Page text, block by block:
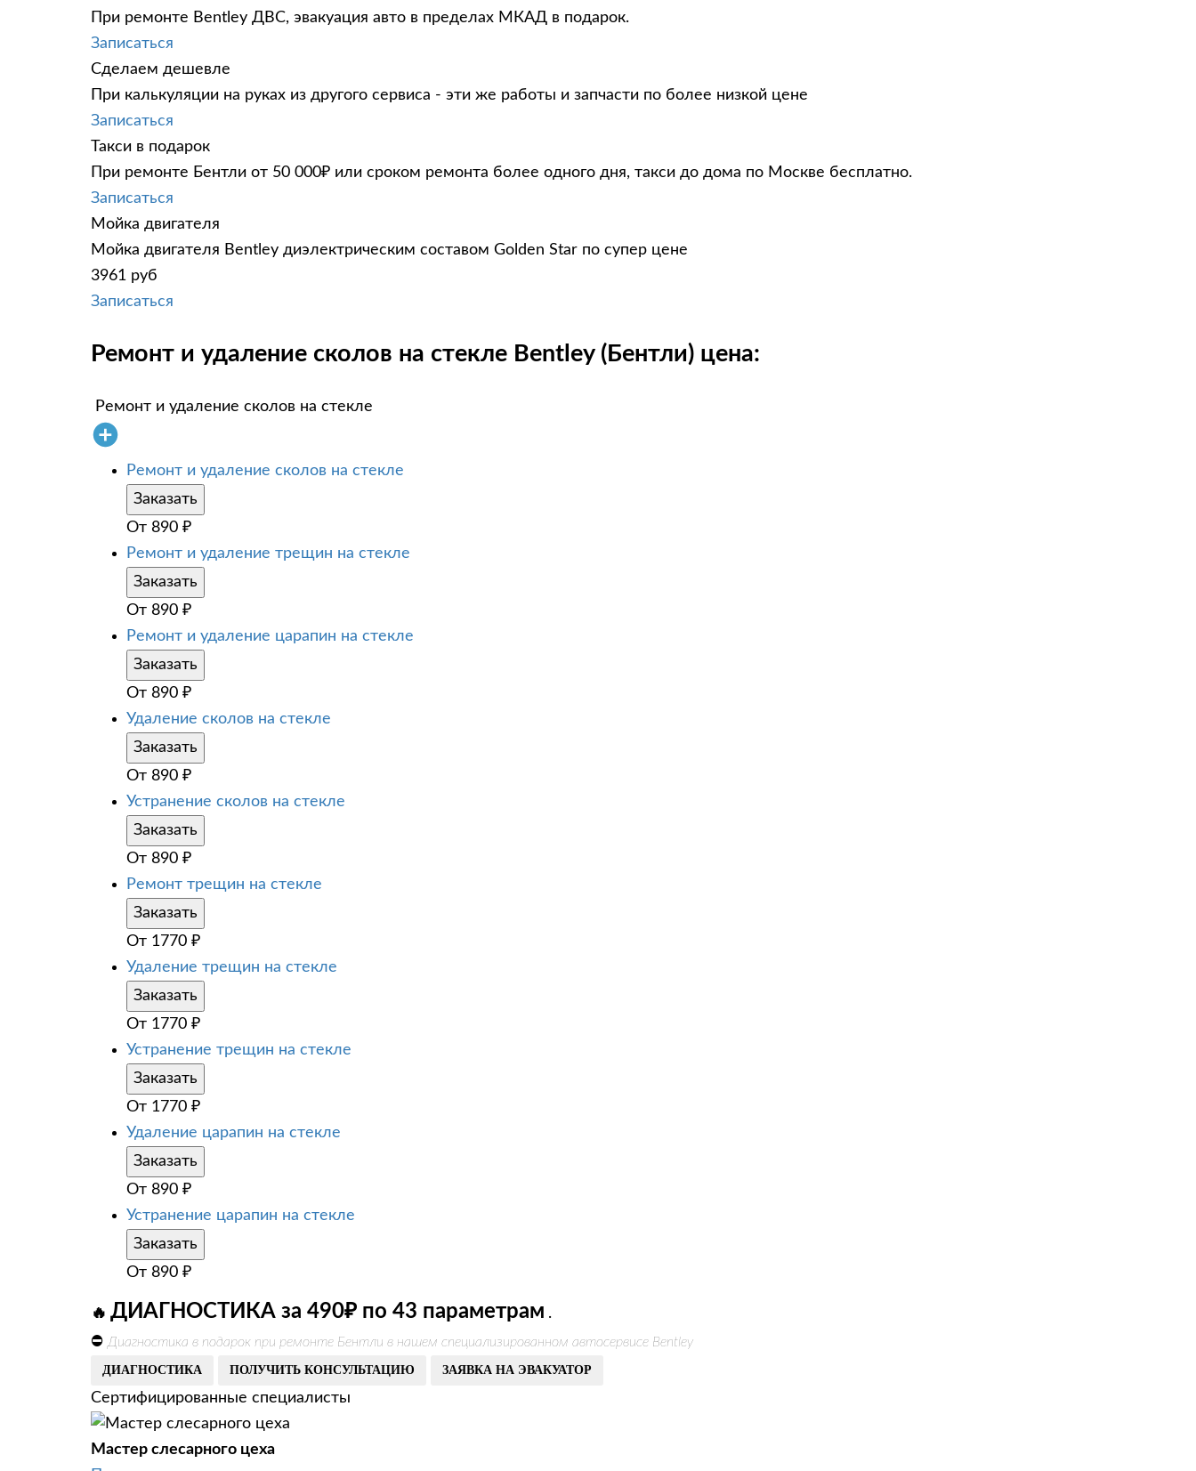
При ремонте Bentley ДВС, эвакуация авто в пределах МКАД в подарок.
Записаться
Сделаем дешевле
При калькуляции на руках из другого сервиса - эти же работы и запчасти по более низкой цене
Записаться
Такси в подарок
При ремонте Бентли от 50 000₽ или сроком ремонта более одного дня, такси до дома по Москве бесплатно.
Записаться
Мойка двигателя
Мойка двигателя Bentley диэлектрическим составом Golden Star по супер цене
3961 руб
Записаться
Ремонт и удаление сколов на стекле Bentley (Бентли) цена:
Ремонт и удаление сколов на стекле
Ремонт и удаление сколов на стекле
Заказать
От 890 ₽
Ремонт и удаление трещин на стекле
Заказать
От 890 ₽
Ремонт и удаление царапин на стекле
Заказать
От 890 ₽
Удаление сколов на стекле
Заказать
От 890 ₽
Устранение сколов на стекле
Заказать
От 890 ₽
Ремонт трещин на стекле
Заказать
От 1770 ₽
Удаление трещин на стекле
Заказать
От 1770 ₽
Устранение трещин на стекле
Заказать
От 1770 ₽
Удаление царапин на стекле
Заказать
От 890 ₽
Устранение царапин на стекле
Заказать
От 890 ₽
🔥 ДИАГНОСТИКА за 490₽ по 43 параметрам .
⛔ Диагностика в подарок при ремонте Бентли в нашем специализированном автосервисе Bentley
ДИАГНОСТИКА ПОЛУЧИТЬ КОНСУЛЬТАЦИЮ ЗАЯВКА НА ЭВАКУАТОР
Сертифицированные специалисты
Мастер слесарного цеха